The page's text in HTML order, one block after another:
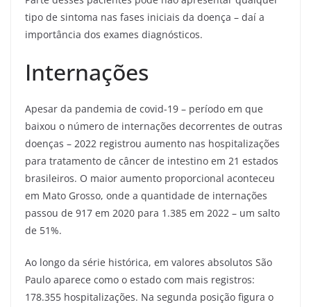
tipo de sintoma nas fases iniciais da doença – daí a
importância dos exames diagnósticos.
Internações
Apesar da pandemia de covid-19 – período em que
baixou o número de internações decorrentes de outras
doenças – 2022 registrou aumento nas hospitalizações
para tratamento de câncer de intestino em 21 estados
brasileiros. O maior aumento proporcional aconteceu
em Mato Grosso, onde a quantidade de internações
passou de 917 em 2020 para 1.385 em 2022 – um salto
de 51%.
Ao longo da série histórica, em valores absolutos São
Paulo aparece como o estado com mais registros:
178.355 hospitalizações. Na segunda posição figura o